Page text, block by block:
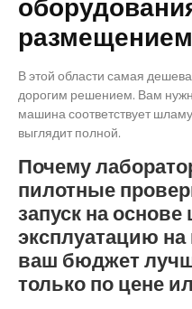
размещением
В этой области самая
дорогим решением. Вам
машина соответствует
выглядит полной.
Почему
пилотные
запуск на
эксплуатацию
ваш бюджет
только по цене